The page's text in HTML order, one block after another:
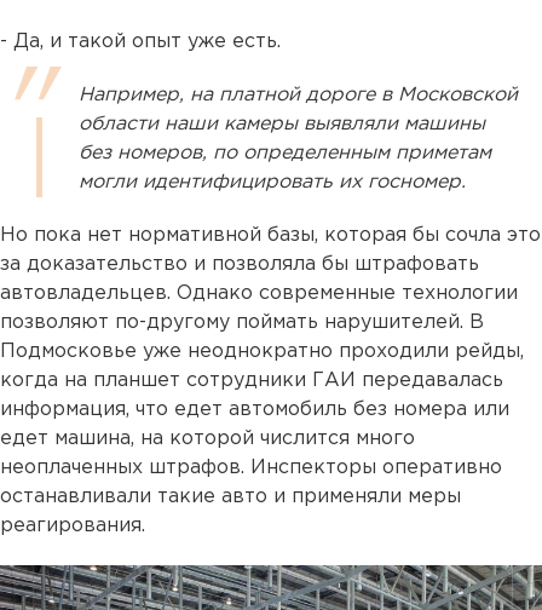
- Да, и такой опыт уже есть.
Например, на платной дороге в Московской
области наши камеры выявляли машины
без номеров, по определенным приметам
могли идентифицировать их госномер.
Но пока нет нормативной базы, которая бы сочла это
за доказательство и позволяла бы штрафовать
автовладельцев. Однако современные технологии
позволяют по-другому поймать нарушителей. В
Подмосковье уже неоднократно проходили рейды,
когда на планшет сотрудники ГАИ передавалась
информация, что едет автомобиль без номера или
едет машина, на которой числится много
неоплаченных штрафов. Инспекторы оперативно
останавливали такие авто и применяли меры
реагирования.